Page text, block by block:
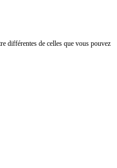
différentes de celles que vous pouvez